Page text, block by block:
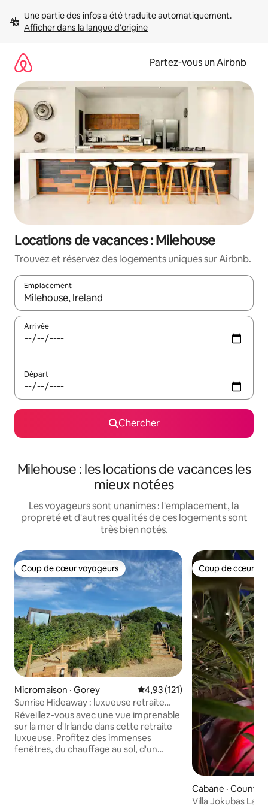
directement
Afficher dans la langue d'origine
Partez-vous un Airbnb
Locations de vacances : Milehouse
Trouvez et réservez des logements uniques sur Airbnb.
Emplacement
Quand les résultats sont affichés, parcourez-les en utilisant
Arrivée
Départ
Chercher
Milehouse : les locations de vacances les
mieux notées
Les voyageurs sont unanimes : l'emplacement, la
propreté et d'autres qualités de ces logements sont
très bien notés.
Coup de cœur voyageurs
Coup de cœur voyageurs
Micromaison · Gorey Note moyenne de 4,93 sur 5,
4,93 (121)
Sunrise Hideaway : luxueuse retraite
avec vue sur la mer
Réveillez-vous avec une vue imprenable
sur la mer d'Irlande dans cette retraite
luxueuse. Profitez des immenses
fenêtres, du chauffage au sol, d'un
Coup de cœur
Coup de cœur
Cabane · County
Villa Jokubas La